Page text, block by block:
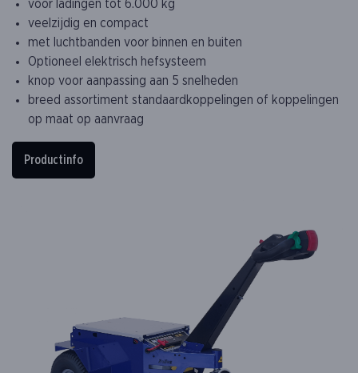
voor ladingen tot 6.000 kg
veelzijdig en compact
met luchtbanden voor binnen en buiten
Optioneel elektrisch hefsysteem
knop voor aanpassing aan 5 snelheden
breed assortiment standaardkoppelingen of koppelingen
op maat op aanvraag
Productinfo